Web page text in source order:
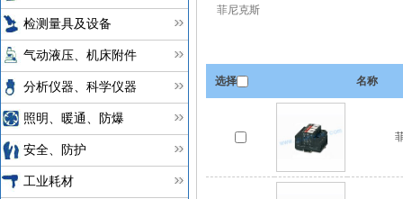
检测量具及设备
气动液压、机床附件
分析仪器、科学仪器
照明、暖通、防爆
安全、防护
工业耗材
菲尼克斯
选择 名称